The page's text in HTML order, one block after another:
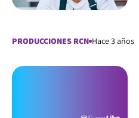
PRODUCCIONES RCN Hace 3 años